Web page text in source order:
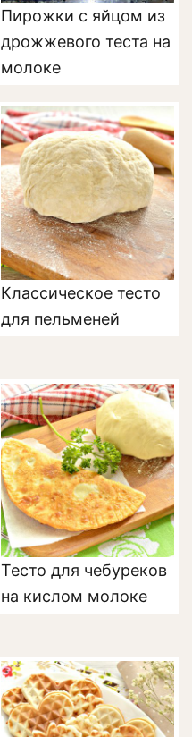
Пирожки с яйцом из
дрожжевого теста на
молоке
Классическое тесто
для пельменей
Тесто для чебуреков
на кислом молоке